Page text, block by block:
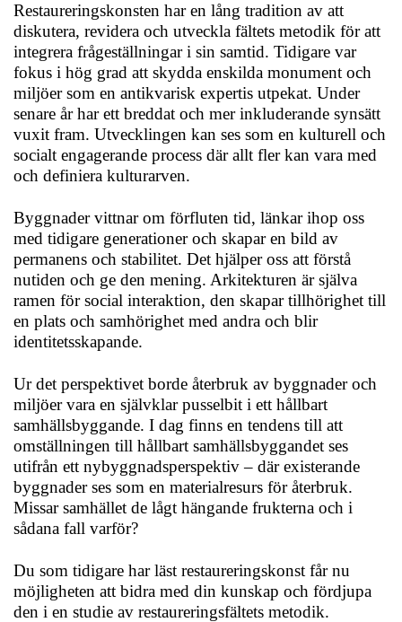
Restaureringskonsten har en lång tradition av att
diskutera, revidera och utveckla fältets metodik för att
integrera frågeställningar i sin samtid. Tidigare var
fokus i hög grad att skydda enskilda monument och
miljöer som en antikvarisk expertis utpekat. Under
senare år har ett breddat och mer inkluderande synsätt
vuxit fram. Utvecklingen kan ses som en kulturell och
socialt engagerande process där allt fler kan vara med
och definiera kulturarven.
Byggnader vittnar om förfluten tid, länkar ihop oss
med tidigare generationer och skapar en bild av
permanens och stabilitet. Det hjälper oss att förstå
nutiden och ge den mening. Arkitekturen är själva
ramen för social interaktion, den skapar tillhörighet till
en plats och samhörighet med andra och blir
identitetsskapande.
Ur det perspektivet borde återbruk av byggnader och
miljöer vara en självklar pusselbit i ett hållbart
samhällsbyggande. I dag finns en tendens till att
omställningen till hållbart samhällsbyggandet ses
utifrån ett nybyggnadsperspektiv – där existerande
byggnader ses som en materialresurs för återbruk.
Missar samhället de lågt hängande frukterna och i
sådana fall varför?
Du som tidigare har läst restaureringskonst får nu
möjligheten att bidra med din kunskap och fördjupa
den i en studie av restaureringsfältets metodik.